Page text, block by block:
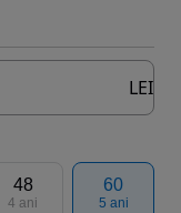
LEI
48
4 ani
60
5 ani